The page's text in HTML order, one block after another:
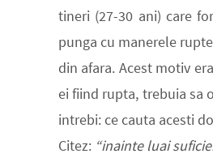
tineri (27-30 ani) care
punga cu manerele
din afara. Acest motiv
ei fiind rupta, trebuia sa
intrebi: ce cauta acesti
Citez: “inainte luai